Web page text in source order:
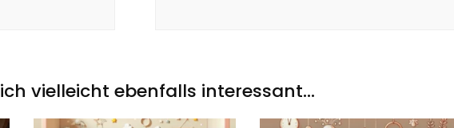
vielleicht ebenfalls interessant...